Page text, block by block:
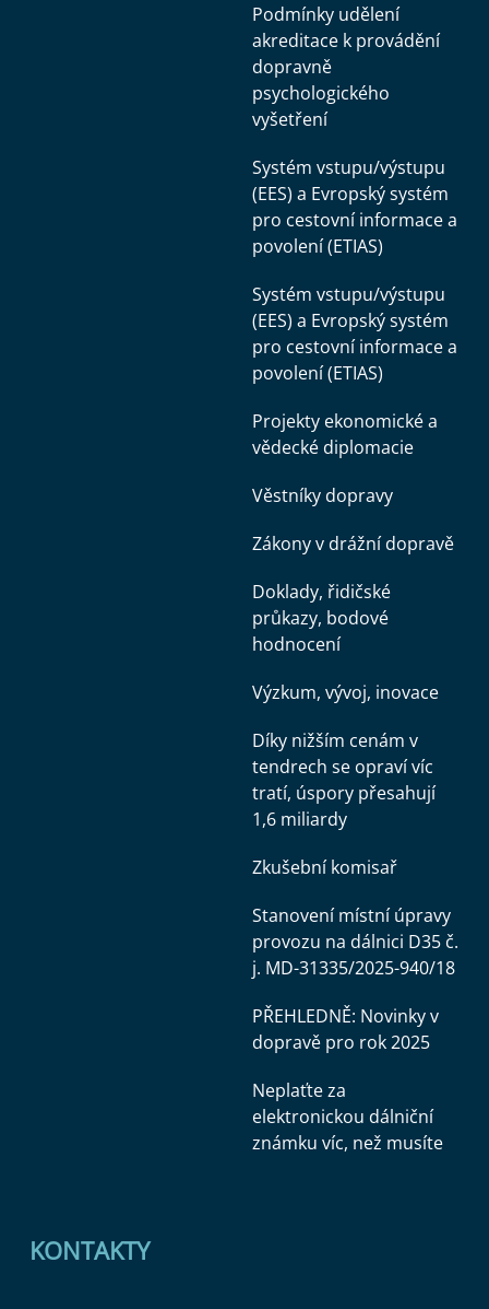
Podmínky udělení
akreditace k provádění
dopravně
psychologického
vyšetření
Systém vstupu/výstupu
(EES) a Evropský systém
pro cestovní informace a
povolení (ETIAS)
Systém vstupu/výstupu
(EES) a Evropský systém
pro cestovní informace a
povolení (ETIAS)
Projekty ekonomické a
vědecké diplomacie
Věstníky dopravy
Zákony v drážní dopravě
Doklady, řidičské
průkazy, bodové
hodnocení
Výzkum, vývoj, inovace
Díky nižším cenám v
tendrech se opraví víc
tratí, úspory přesahují
1,6 miliardy
Zkušební komisař
Stanovení místní úpravy
provozu na dálnici D35 č.
j. MD-31335/2025-940/18
PŘEHLEDNĚ: Novinky v
dopravě pro rok 2025
Neplaťte za
elektronickou dálniční
známku víc, než musíte
KONTAKTY